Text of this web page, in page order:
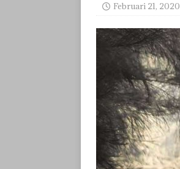
Februari 21, 2020